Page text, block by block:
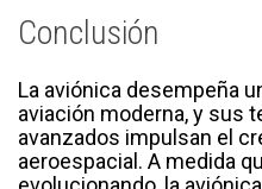
Conclusión
La aviónica desempeña
aviación moderna, y sus
avanzados impulsan el
aeroespacial. A medida